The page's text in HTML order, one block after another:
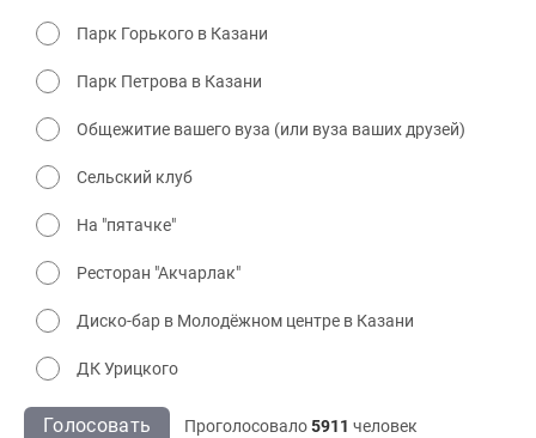
Парк Горького в Казани
Парк Петрова в Казани
Общежитие вашего вуза (или вуза ваших друзей)
Сельский клуб
На "пятачке"
Ресторан "Акчарлак"
Диско-бар в Молодёжном центре в Казани
ДК Урицкого
Голосовать Проголосовало5911 человек